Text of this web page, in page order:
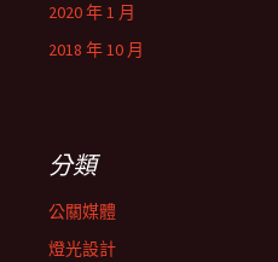
2020 年 1 月
2018 年 10 月
分類
公關媒體
燈光設計